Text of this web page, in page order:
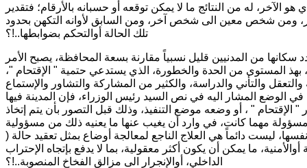
الآخر، له من النتائج ما لا يمكن توقعه أو حسبانه بالأرقام؛ فتقدير
ومن شخص معين الى شخص آخر، ومن السابق لأوانه التكهن بحدود
تلك الحالة أوالتحكم بضوابطها..!؟
من المدنيين قليل نسبياً مقارنة بسعة المحافظة، يصبح الأمر
بهذ المستوى من الحدة والخطورة، الذي يستدعي حتمية " الإقتحام "،
والتأني والدراسة، والكثير من المشاركة والتشاور والإستماع
الوضع المشار اليه في نص السيد رئيس الوزراء، فإن المدينة فيها
الإقتحام " ، أو وضعه موضع التنفيذ، وذلك قبل التصور بأن يتم إتخاذ
مهما كانت، في وارد أن يغيب عنها ما يعنيه ذلك من مسؤولية
ليست دائماً هي العلاج الناجع لمعالجة أوضاع بمثل تعقيد حالة (
ما يمكن أن يكون أكثر معقولية، بما لا يدفع بإتجاه الإحتراب
الداخلي، أوالإنجرار الى مزالق الفخاخ المنصوبة..!؟